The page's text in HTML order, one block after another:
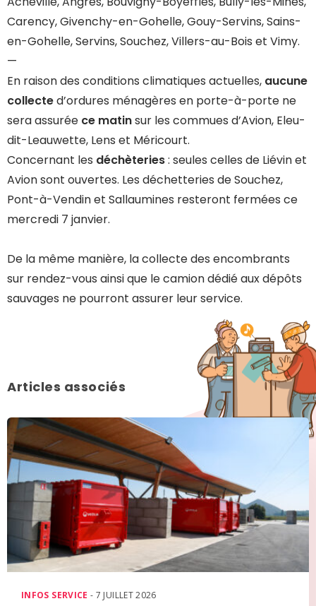
Carency, Givenchy-en-Gohelle, Gouy-Servins, Sains-
en-Gohelle, Servins, Souchez, Villers-au-Bois et Vimy.
—
En raison des conditions climatiques actuelles, aucune
collected’ordures ménagères en porte-à-porte ne
sera assurée ce matinsur les commues d’Avion, Eleu-
dit-Leauwette, Lens et Méricourt.
Concernant les déchèteries: seules celles de Liévin et
Avion sont ouvertes. Les déchetteries de Souchez,
Pont-à-Vendin et Sallaumines resteront fermées ce
mercredi 7 janvier.
De la même manière, la collecte des encombrants
sur rendez-vous ainsi que le camion dédié aux dépôts
sauvages ne pourront assurer leur service.
Articles associés
INFOS SERVICE- 7 JUILLET 2026